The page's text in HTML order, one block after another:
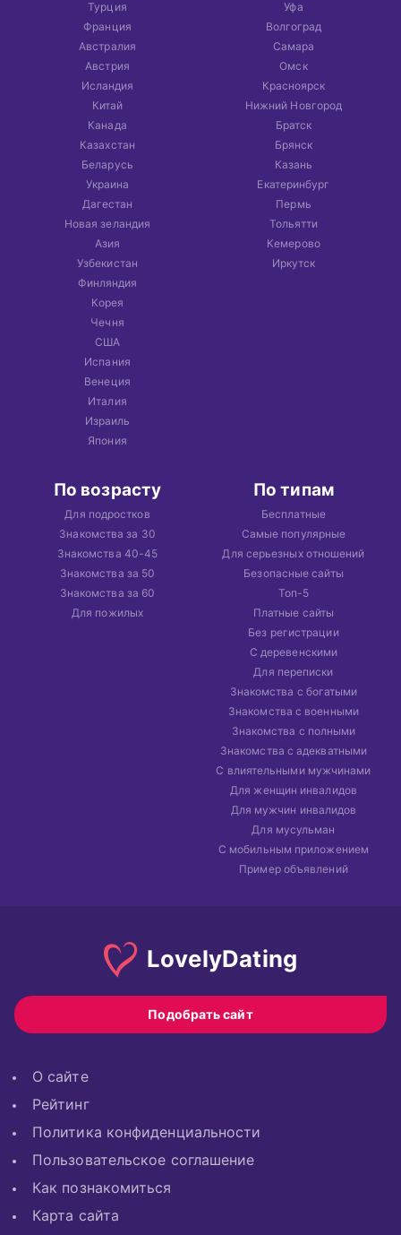
Турция
Франция
Австралия
Австрия
Исландия
Китай
Канада
Казахстан
Беларусь
Украина
Дагестан
Новая зеландия
Азия
Узбекистан
Финляндия
Корея
Чечня
США
Испания
Венеция
Италия
Израиль
Япония
Уфа
Волгоград
Самара
Омск
Красноярск
Нижний Новгород
Братск
Брянск
Казань
Екатеринбург
Пермь
Тольятти
Кемерово
Иркутск
По возрасту
Для подростков
Знакомства за 30
Знакомства 40-45
Знакомства за 50
Знакомства за 60
Для пожилых
По типам
Бесплатные
Самые популярные
Для серьезных отношений
Безопасные сайты
Топ-5
Платные сайты
Без регистрации
С деревенскими
Для переписки
Знакомства с богатыми
Знакомства с военными
Знакомства с полными
Знакомства с адекватными
С влиятельными мужчинами
Для женщин инвалидов
Для мужчин инвалидов
Для мусульман
С мобильным приложением
Пример объявлений
LovelyDating
Подобрать сайт
О сайте
Рейтинг
Политика конфиденциальности
Пользовательское соглашение
Как познакомиться
Карта сайта